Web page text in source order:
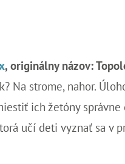
, originálny názov:
Na strome, nahor.
ich žetóny správne
učí deti vyznať sa v